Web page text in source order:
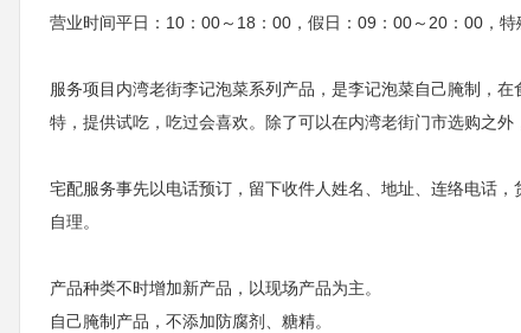
营业时间平日：10：00～18：00，假日：09：00～20：00，特
服务项目内湾老街李记泡菜系列产品，是李记泡菜自己腌制，
特，提供试吃，吃过会喜欢。除了可以在内湾老街门市选购之外
宅配服务事先以电话预订，留下收件人姓名、地址、连络电话
自理。
产品种类不时增加新产品，以现场产品为主。
自己腌制产品，不添加防腐剂、糖精。